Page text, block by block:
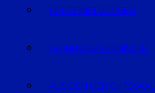
POLIZEIMELDUNGEN
FAHNDUNG/VERMISSTE
AUS DEM GERICHTSSAAL